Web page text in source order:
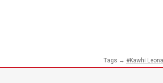
Tags → Kawhi